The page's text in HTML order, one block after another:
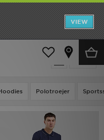
VIEW
Polotroejer